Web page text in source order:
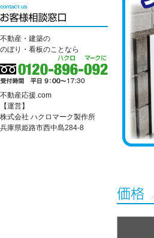
不動産・建築の
のぼり・看板のことなら
不動産応援.com
【運営】
株式会社 ハクロマーク製作所
兵庫県姫路市西中島284-8